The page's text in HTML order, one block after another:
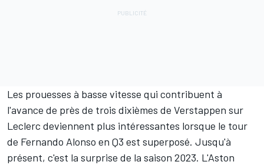
Les prouesses à basse vitesse qui contribuent à
l'avance de près de trois dixièmes de Verstappen sur
Leclerc deviennent plus intéressantes lorsque le tour
de Fernando Alonso en Q3 est superposé. Jusqu'à
présent, c'est la surprise de la saison 2023. L'Aston